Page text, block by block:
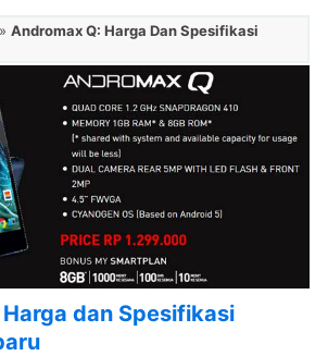
» Andromax Q: Harga Dan Spesifikasi
dan Spesifikasi